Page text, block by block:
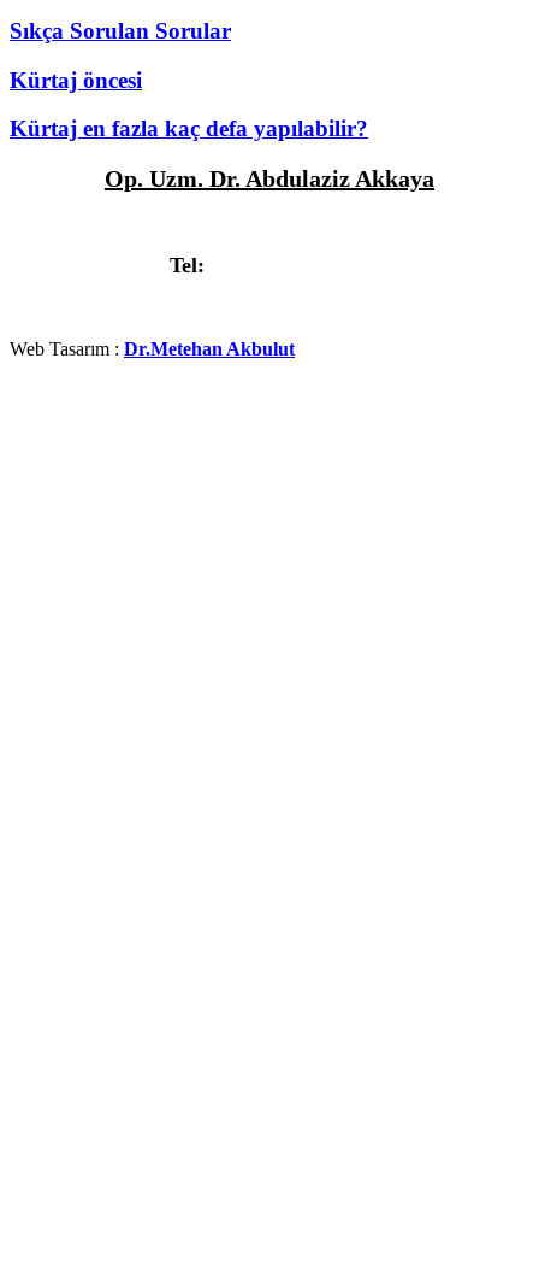
Sıkça Sorulan Sorular
Kürtaj öncesi
Kürtaj en fazla kaç defa yapılabilir?
Op. Uzm. Dr. Abdulaziz Akkaya
Tel:
Web Tasarım : Dr.Metehan Akbulut